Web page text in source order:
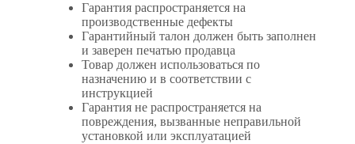
Гарантия распространяется на
производственные дефекты
Гарантийный талон должен быть заполнен
и заверен печатью продавца
Товар должен использоваться по
назначению и в соответствии с
инструкцией
Гарантия не распространяется на
повреждения, вызванные неправильной
установкой или эксплуатацией